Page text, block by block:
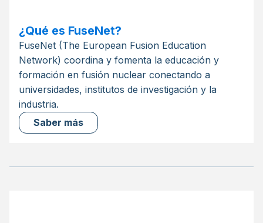
¿Qué es FuseNet?
FuseNet (The European Fusion Education
Network) coordina y fomenta la educación y
formación en fusión nuclear conectando a
universidades, institutos de investigación y la
industria.
Saber más